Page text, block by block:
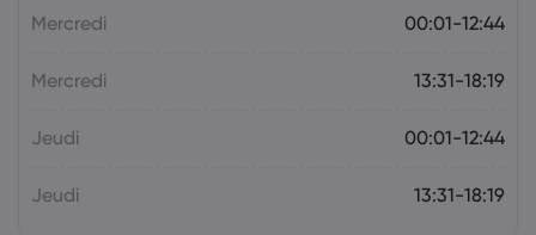
Mercredi 00:01-12:44
Mercredi 13:31-18:19
Jeudi 00:01-12:44
Jeudi 13:31-18:19